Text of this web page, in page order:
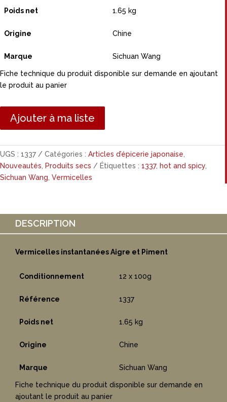
Poids net 1.65 kg
Origine Chine
Marque Sichuan Wang
Fiche technique du produit disponible sur demande en ajoutant
le produit au panier
Ajouter à ma liste
UGS : 1337 Catégories : Articles d’épicerie japonaise
Nouveautés
Produits secs Étiquettes : 1337, hot and spicy
Sichuan Wang Vermicelles
DESCRIPTION
Vermicelles instantanées Aigre et Piment
Conditionnement 12 x 100g
Référence 1337
Poids net 1.65 kg
Origine Chine
Marque Sichuan Wang
Fiche technique du produit disponible sur demande en
ajoutant le produit au panier